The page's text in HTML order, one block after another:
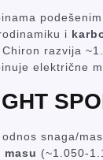
i
razvija
električne
snaga/
masu (~1.050-